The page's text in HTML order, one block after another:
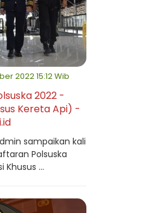
2022 15:12 Wib
2022 -
Kereta Api) -
sampaikan kali
Polsuska
Khusus ...